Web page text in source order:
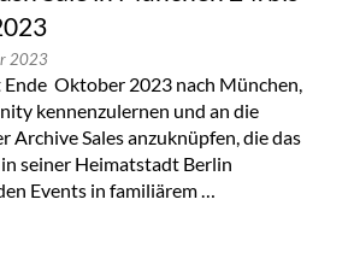
2023
Oktober 2023 nach München,
kennenzulernen und an die
Archive Sales anzuknüpfen, die das
seiner Heimatstadt Berlin
Events in familiärem …
in München 24. bis 26.Oktober 2023“